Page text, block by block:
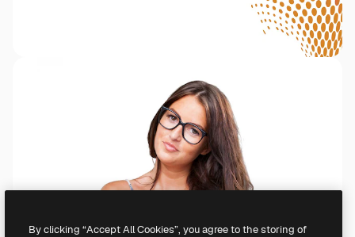
By clicking “Accept All Cookies”, you agree to the storing of